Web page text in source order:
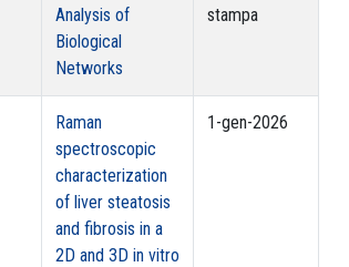
Analysis of
Biological
Networks
stampa
Raman
spectroscopic
characterization
of liver steatosis
and fibrosis in a
2D and 3D in vitro
1-gen-2026